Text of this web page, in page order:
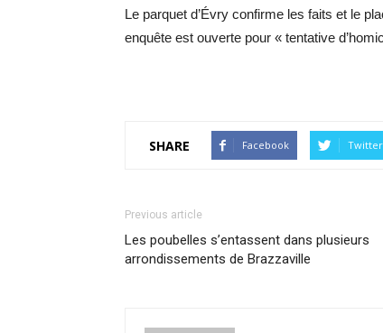
Le parquet d’Évry confirme les faits et le
enquête est ouverte pour « tentative
SHARE Facebook Twitter
Previous article
Les poubelles s’entassent dans plusieurs
arrondissements de Brazzaville